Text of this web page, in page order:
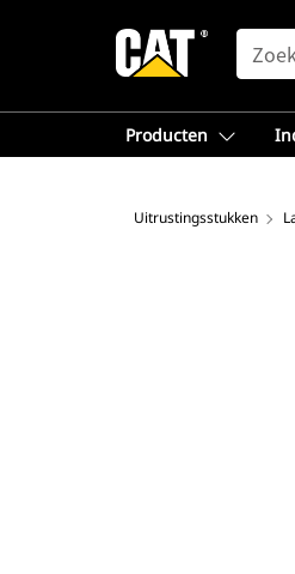
SEARCH
Producten
Uitrustingsstukken